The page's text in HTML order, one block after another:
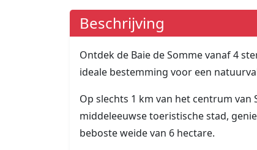
Beschrijving
Ontdek de Baie de Somme vanaf 4
ideale bestemming voor een
Op slechts 1 km van het centrum van
middeleeuwse toeristische stad,
beboste weide van 6 hectare.